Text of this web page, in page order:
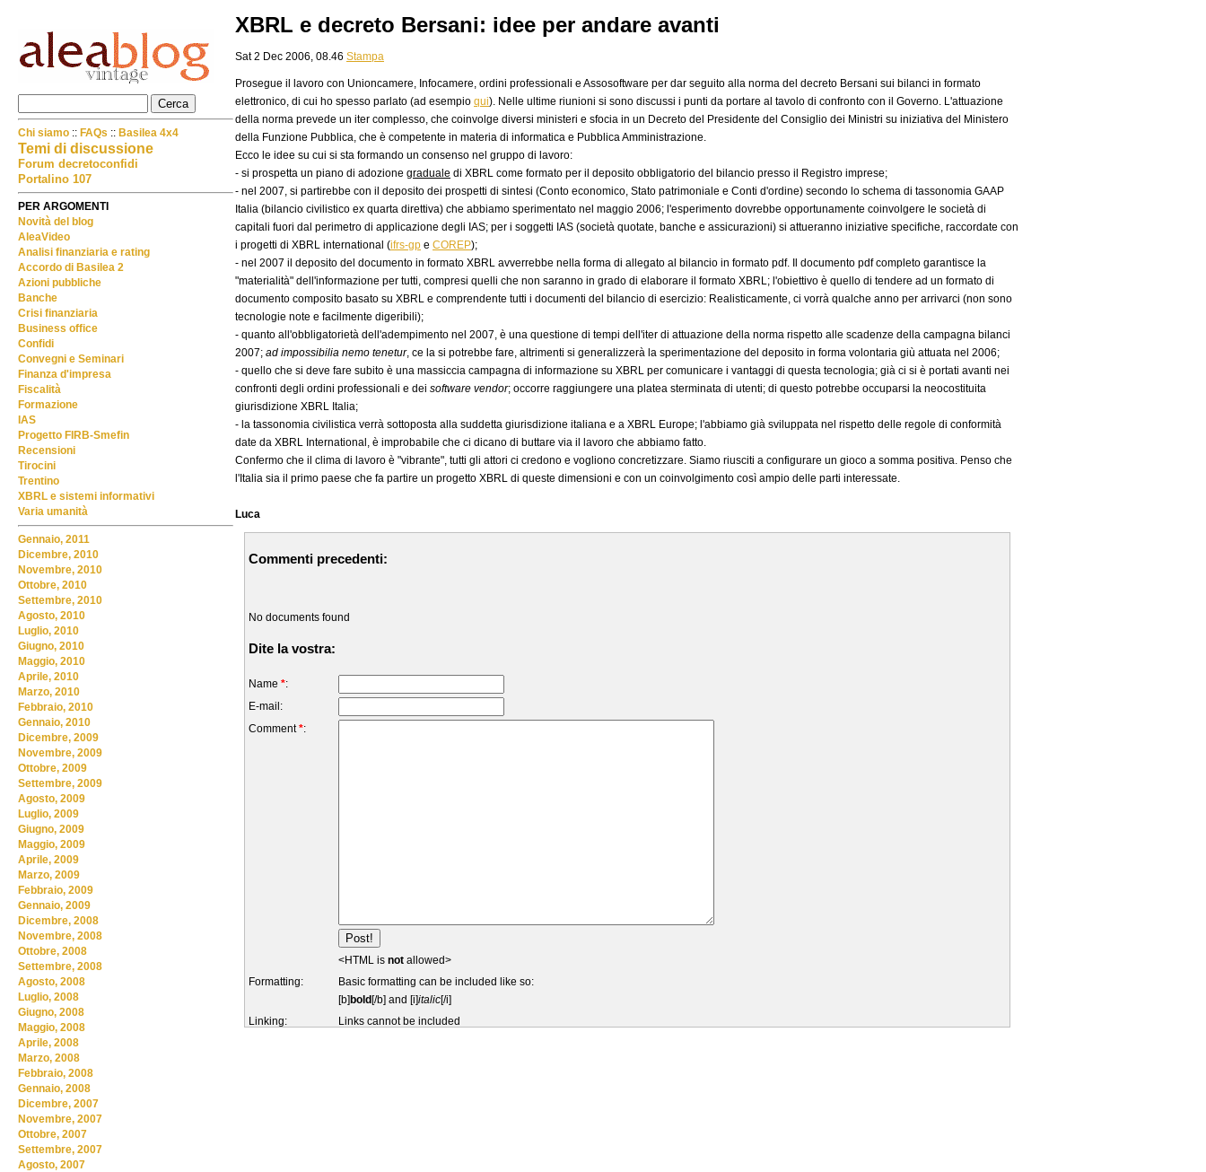
XBRL e decreto Bersani: idee per andare avanti
Sat 2 Dec 2006, 08.46 Stampa
Prosegue il lavoro con Unioncamere, Infocamere, ordini professionali e Assosoftware per dar seguito alla norma del decreto Bersani sui bilanci in formato
elettronico, di cui ho spesso parlato (ad esempio qui). Nelle ultime riunioni si sono discussi i punti da portare al tavolo di confronto con il Governo. L'attuazione
della norma prevede un iter complesso, che coinvolge diversi ministeri e sfocia in un Decreto del Presidente del Consiglio dei Ministri su iniziativa del Ministero
della Funzione Pubblica, che è competente in materia di informatica e Pubblica Amministrazione.
Ecco le idee su cui si sta formando un consenso nel gruppo di lavoro:
- si prospetta un piano di adozione graduale di XBRL come formato per il deposito obbligatorio del bilancio presso il Registro imprese;
- nel 2007, si partirebbe con il deposito dei prospetti di sintesi (Conto economico, Stato patrimoniale e Conti d'ordine) secondo lo schema di tassonomia GAAP
Italia (bilancio civilistico ex quarta direttiva) che abbiamo sperimentato nel maggio 2006; l'esperimento dovrebbe opportunamente coinvolgere le società di
capitali fuori dal perimetro di applicazione degli IAS; per i soggetti IAS (società quotate, banche e assicurazioni) si attueranno iniziative specifiche, raccordate con
i progetti di XBRL international (ifrs-gp e COREP);
- nel 2007 il deposito del documento in formato XBRL avverrebbe nella forma di allegato al bilancio in formato pdf. Il documento pdf completo garantisce la
"materialità" dell'informazione per tutti, compresi quelli che non saranno in grado di elaborare il formato XBRL; l'obiettivo è quello di tendere ad un formato di
documento composito basato su XBRL e comprendente tutti i documenti del bilancio di esercizio: Realisticamente, ci vorrà qualche anno per arrivarci (non sono
tecnologie note e facilmente digeribili);
- quanto all'obbligatorietà dell'adempimento nel 2007, è una questione di tempi dell'iter di attuazione della norma rispetto alle scadenze della campagna bilanci
2007; ad impossibilia nemo tenetur, ce la si potrebbe fare, altrimenti si generalizzerà la sperimentazione del deposito in forma volontaria giù attuata nel 2006;
- quello che si deve fare subito è una massiccia campagna di informazione su XBRL per comunicare i vantaggi di questa tecnologia; già ci si è portati avanti nei
confronti degli ordini professionali e dei software vendor; occorre raggiungere una platea sterminata di utenti; di questo potrebbe occuparsi la neocostituita
giurisdizione XBRL Italia;
- la tassonomia civilistica verrà sottoposta alla suddetta giurisdizione italiana e a XBRL Europe; l'abbiamo già sviluppata nel rispetto delle regole di conformità
date da XBRL International, è improbabile che ci dicano di buttare via il lavoro che abbiamo fatto.
Confermo che il clima di lavoro è "vibrante", tutti gli attori ci credono e vogliono concretizzare. Siamo riusciti a configurare un gioco a somma positiva. Penso che
l'Italia sia il primo paese che fa partire un progetto XBRL di queste dimensioni e con un coinvolgimento così ampio delle parti interessate.
Luca
Commenti precedenti:
No documents found
Dite la vostra:
Name *:
E-mail:
Comment*:
<HTML is not allowed>
Formatting:
Basic formatting can be included like so:
[b] bold [/b] and [i]italic[/i]
Linking:
Links cannot be included
Chi siamo :: FAQs :: Basilea 4x4
Temi di discussione
Forum decretoconfidi
Portalino 107
PER ARGOMENTI
Novità del blog
AleaVideo
Analisi finanziaria e rating
Accordo di Basilea 2
Azioni pubbliche
Banche
Crisi finanziaria
Business office
Confidi
Convegni e Seminari
Finanza d'impresa
Fiscalità
Formazione
IAS
Progetto FIRB-Smefin
Recensioni
Tirocini
Trentino
XBRL e sistemi informativi
Varia umanità
Gennaio, 2011
Dicembre, 2010
Novembre, 2010
Ottobre, 2010
Settembre, 2010
Agosto, 2010
Luglio, 2010
Giugno, 2010
Maggio, 2010
Aprile, 2010
Marzo, 2010
Febbraio, 2010
Gennaio, 2010
Dicembre, 2009
Novembre, 2009
Ottobre, 2009
Settembre, 2009
Agosto, 2009
Luglio, 2009
Giugno, 2009
Maggio, 2009
Aprile, 2009
Marzo, 2009
Febbraio, 2009
Gennaio, 2009
Dicembre, 2008
Novembre, 2008
Ottobre, 2008
Settembre, 2008
Agosto, 2008
Luglio, 2008
Giugno, 2008
Maggio, 2008
Aprile, 2008
Marzo, 2008
Febbraio, 2008
Gennaio, 2008
Dicembre, 2007
Novembre, 2007
Ottobre, 2007
Settembre, 2007
Agosto, 2007